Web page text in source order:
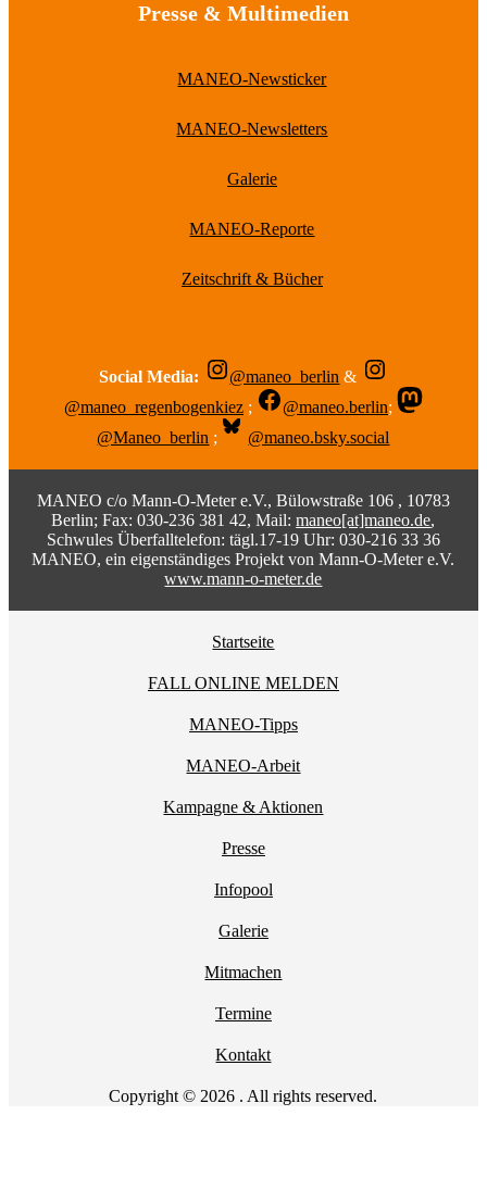
Presse & Multimedien
MANEO-Newsticker
MANEO-Newsletters
Galerie
MANEO-Reporte
Zeitschrift & Bücher
Social Media: @maneo_berlin &
@maneo_regenbogenkiez ; @maneo.berlin;
@Maneo_berlin ; @maneo.bsky.social
MANEO c/o Mann-O-Meter e.V., Bülowstraße 106 , 10783
Berlin; Fax: 030-236 381 42, Mail:maneo[at]maneo.de,
Schwules Überfalltelefon: tägl.17-19 Uhr: 030-216 33 36
MANEO, ein eigenständiges Projekt von Mann-O-Meter e.V.
www.mann-o-meter.de
Startseite
FALL ONLINE MELDEN
MANEO-Tipps
MANEO-Arbeit
Kampagne & Aktionen
Presse
Infopool
Galerie
Mitmachen
Termine
Kontakt
Copyright © 2026 . All rights reserved.